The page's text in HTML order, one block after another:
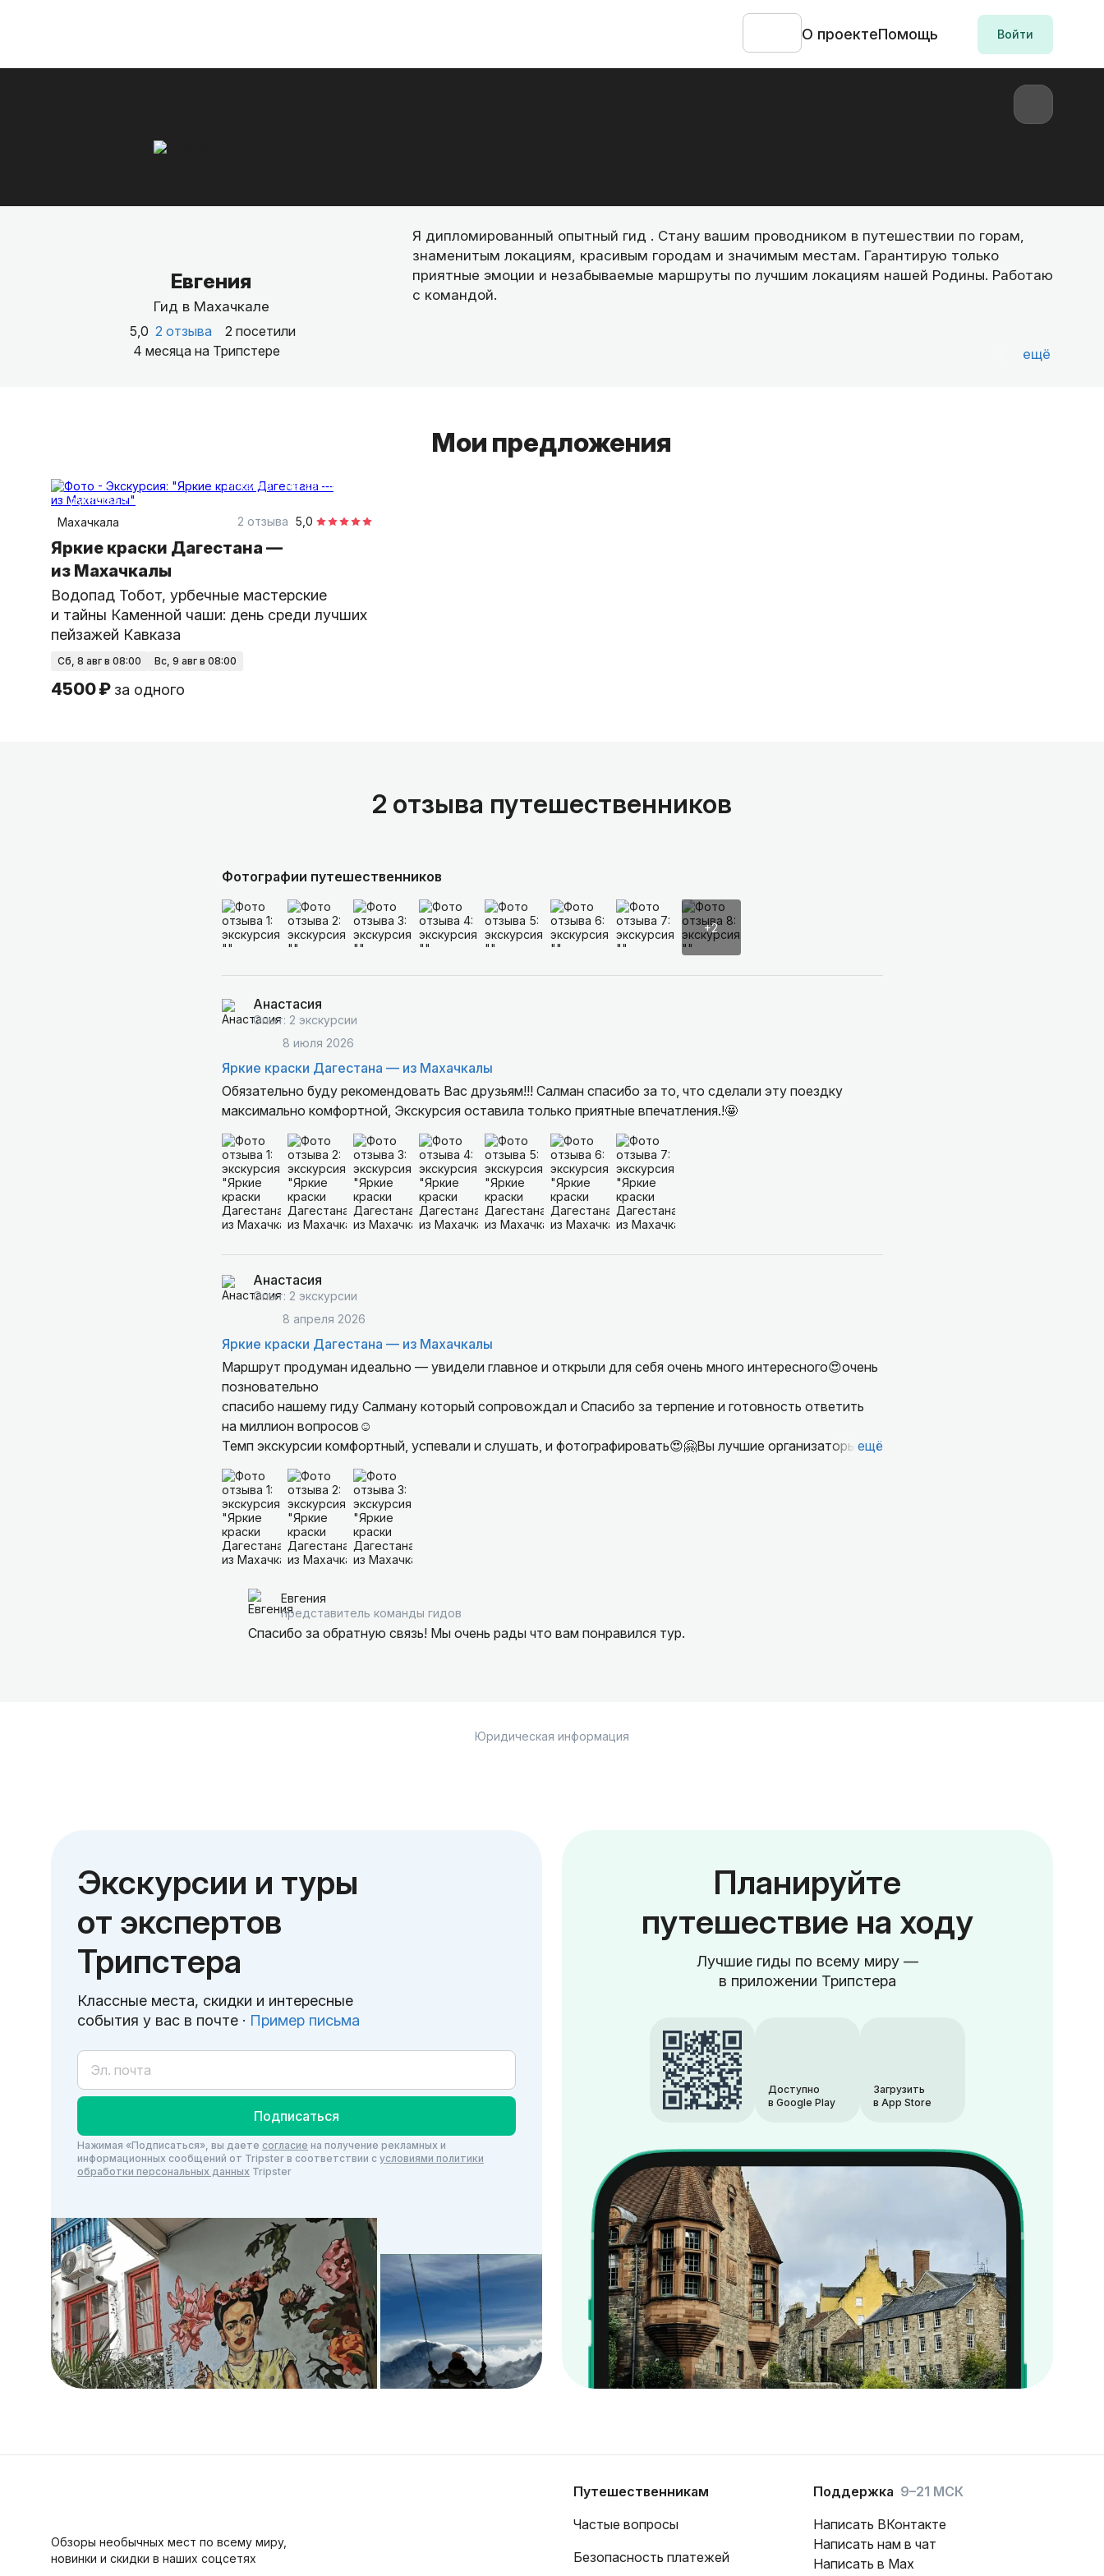
О проектеПомощь Войти
Евгения
Гид в Махачкале
5,0 2 отзыва
2 посетили
4 месяца на Трипстере
Я дипломированный опытный гид . Стану вашим проводником в путешествии по горам,
знаменитым локациям, красивым городам и значимым местам. Гарантирую только
приятные эмоции и незабываемые маршруты по лучшим локациям нашей Родины. Работаю
с командой.
ещё
Мои предложения
11 часов
на автобусе
групповая
Махачкала
5,0
2 отзыва
Яркие краски Дагестана —
из Махачкалы
Водопад Тобот, урбечные мастерские
и тайны Каменной чаши: день среди лучших
пейзажей Кавказа
сб, 8 авг в 08:00 вс, 9 авг в 08:00
4500 ₽ за одного
2 отзыва путешественников
Фотографии путешественников
+2
Анастасия
Опыт: 2 экскурсии
8 июля 2026
Яркие краски Дагестана — из Махачкалы
Обязательно буду рекомендовать Вас друзьям!!! Салман спасибо за то, что сделали эту поездку
максимально комфортной, Экскурсия оставила только приятные впечатления.!🤩
Анастасия
Опыт: 2 экскурсии
8 апреля 2026
Яркие краски Дагестана — из Махачкалы
Маршрут продуман идеально — увидели главное и открыли для себя очень много интересного😍очень
позновательно
спасибо нашему гиду Салману который сопровождал и Спасибо за терпение и готовность ответить
на миллион вопросов☺️
Темп экскурсии комфортный, успевали и слушать, и фотографировать😍🤗Вы лучшие организаторы и
гиды !!!
ещё
Евгения
представитель команды гидов
Спасибо за обратную связь! Мы очень рады что вам понравился тур.
Юридическая информация
Экскурсии и туры
от экспертов
Трипстера
Классные места, скидки и интересные
события у вас в почте · Пример письма
Подписаться
Нажимая «Подписаться», вы даете согласие на получение рекламных и
информационных сообщений от Tripster в соответствии c условиями политики
обработки персональных данных Tripster
Планируйте
путешествие на ходу
Лучшие гиды по всему миру —
в приложении Трипстера
Доступно
в Google Play
Загрузить
в App Store
Обзоры необычных мест по всему миру,
новинки и скидки в наших соцсетях
Путешественникам
Частые вопросы
Безопасность платежей
Поддержка 9–21 МСК
Написать ВКонтакте
Написать нам в чат
Написать в Max